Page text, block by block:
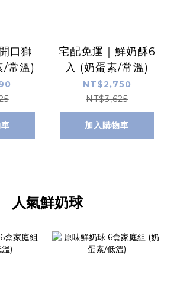
口獅
/常溫)
宅配免運｜鮮奶酥6
入 (奶蛋素/常溫)
NT$2,750
NT$3,625
加入購物車
人氣鮮奶球